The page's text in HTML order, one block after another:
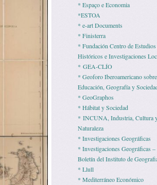
* Espaço e Economia
*ESTOA
* e-art Documents
* Finisterra
* Fundación Centro de Estudios
Históricos e Investigaciones
* GEA-CLÍO
* Geoforo Iberoamericano sobre
Educación, Geografía y
* GeoGraphos
* Hábitat y Sociedad
* INCUNA, Industria, Cultura
Naturaleza
* Investigaciones Geográficas
* Investigaciones Geográficas –
Boletín del Instituto de
* Llull
* Mediterráneo Económico